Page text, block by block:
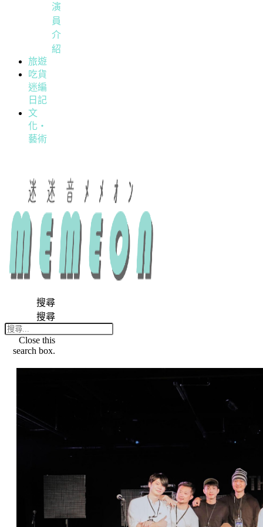
演
員
介
紹
旅遊
吃貨
迷編
日記
文
化・
藝術
搜尋
搜尋
Close this
search box.